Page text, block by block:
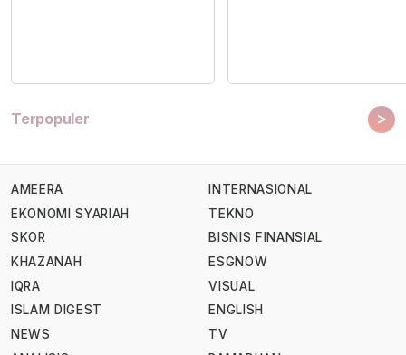
Terpopuler >
AMEERA
EKONOMI SYARIAH
SKOR
KHAZANAH
IQRA
ISLAM DIGEST
NEWS
INTERNASIONAL
TEKNO
BISNIS FINANSIAL
ESGNOW
VISUAL
ENGLISH
TV